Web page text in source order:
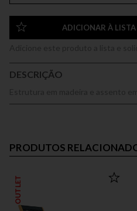
ADICIONAR À
DESCRIÇÃO
PRODUTOS
OUTLET